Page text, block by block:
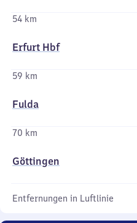
54 km
Erfurt Hbf
59 km
Fulda
70 km
Göttingen
Entfernungen in Luftlinie